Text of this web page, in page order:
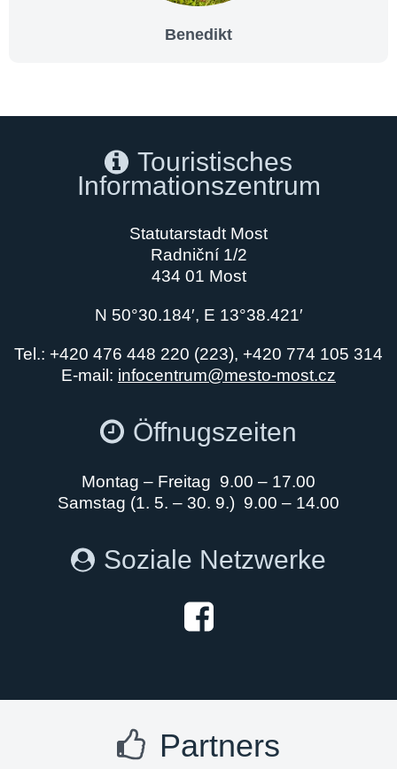
Benedikt
Touristisches
Informationszentrum
Statutarstadt Most
Radniční 1/2
434 01 Most
N 50°30.184′, E 13°38.421′
Tel.: +420 476 448 220 (223), +420 774 105 314
E-mail: infocentrum@mesto-most.cz
Öffnugszeiten
Montag – Freitag 9.00 – 17.00
Samstag (1. 5. – 30. 9.) 9.00 – 14.00
Soziale Netzwerke
Partners